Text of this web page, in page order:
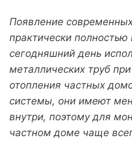
Появление
практически
сегодняшний день
металлических труб
отопления частных
системы, они имеют
внутри, поэтому для
частном доме чаще